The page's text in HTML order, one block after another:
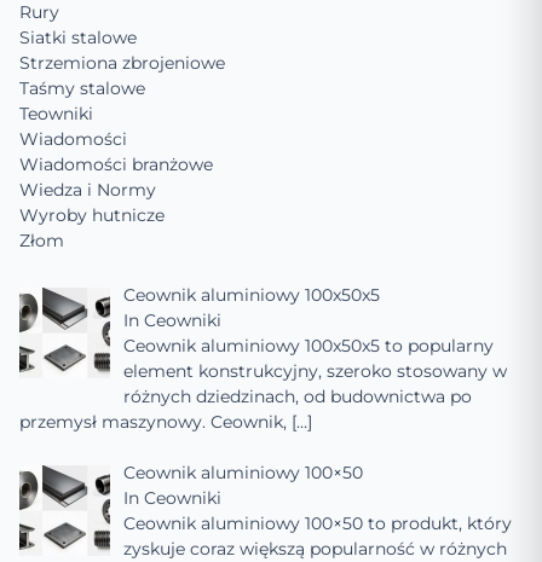
Rury
Siatki stalowe
Strzemiona zbrojeniowe
Taśmy stalowe
Teowniki
Wiadomości
Wiadomości branżowe
Wiedza i Normy
Wyroby hutnicze
Złom
Ceownik aluminiowy 100x50x5
In Ceowniki
Ceownik aluminiowy 100x50x5 to popularny
element konstrukcyjny, szeroko stosowany w
różnych dziedzinach, od budownictwa po
przemysł maszynowy. Ceownik, […]
Ceownik aluminiowy 100×50
In Ceowniki
Ceownik aluminiowy 100×50 to produkt, który
zyskuje coraz większą popularność w różnych